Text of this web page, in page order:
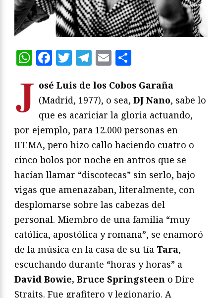
WhatsApp
Facebook
Twitter
Telegram
Email
J osé Luis de los Cobos Garaña
(Madrid, 1977), o sea, DJ Nano, sabe lo
que es acariciar la gloria actuando,
por ejemplo, para 12.000 personas en
IFEMA, pero hizo callo haciendo cuatro o
cinco bolos por noche en antros que se
hacían llamar “discotecas” sin serlo, bajo
vigas que amenazaban, literalmente, con
desplomarse sobre las cabezas del
personal. Miembro de una familia “muy
católica, apostólica y romana”, se enamoró
de la música en la casa de su tía Tara,
escuchando durante “horas y horas” a
David Bowie, Bruce Springsteen o Dire
Straits. Fue grafitero y legionario. A